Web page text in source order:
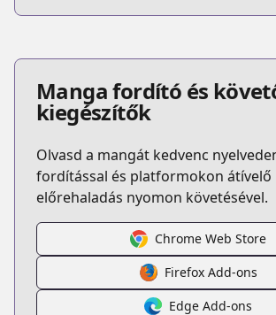
Manga fordító és
kiegészítők
Olvasd a mangát kedvenc
fordítással és platformokon átívelő
előrehaladás nyomon követésével.
Chrome Web Store
Firefox Add-ons
Edge Add-ons